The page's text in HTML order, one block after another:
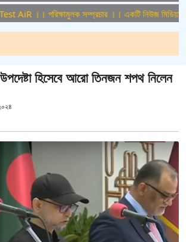
।। পরিক্ষামুলক সম্প্রচার ।। একটি নিউজ মিডিয়া
উপদেষ্টা হিসেবে আরো তিনজন শপথ নিলেন